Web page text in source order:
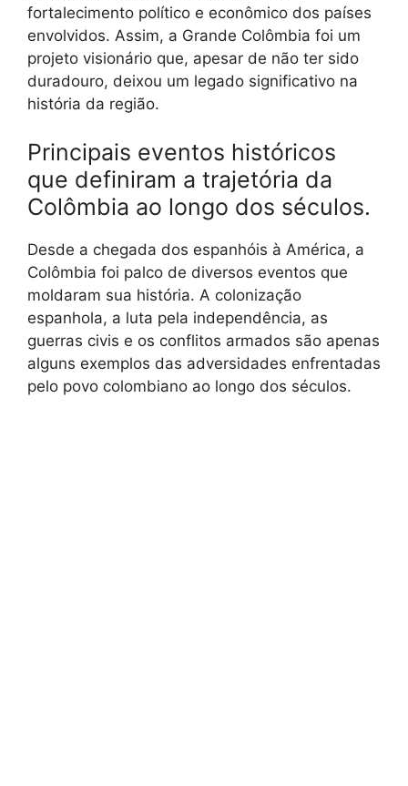
fortalecimento político e econômico dos países
envolvidos. Assim, a Grande Colômbia foi um
projeto visionário que, apesar de não ter sido
duradouro, deixou um legado significativo na
história da região.
Principais eventos históricos
que definiram a trajetória da
Colômbia ao longo dos séculos.
Desde a chegada dos espanhóis à América, a
Colômbia foi palco de diversos eventos que
moldaram sua história. A colonização
espanhola, a luta pela independência, as
guerras civis e os conflitos armados são apenas
alguns exemplos das adversidades enfrentadas
pelo povo colombiano ao longo dos séculos.